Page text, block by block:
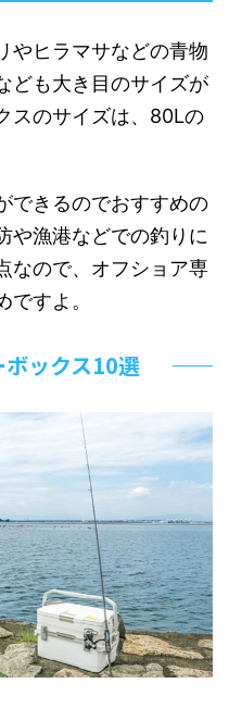
やヒラマサなどの青物
ども大き目のサイズが
スのサイズは、80Lの
できるのでおすすめの
や漁港などでの釣りに
なので、オフショア専
すよ。
ックス10選